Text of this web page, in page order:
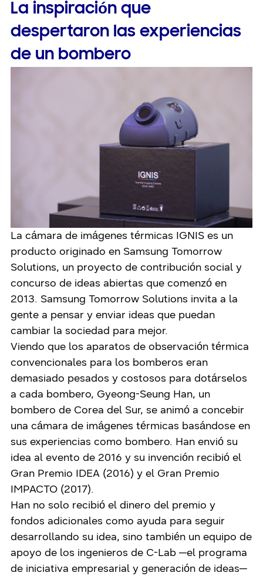
La inspiración que
despertaron las experiencias
de un bombero
La cámara de imágenes térmicas IGNIS es un
producto originado en Samsung Tomorrow
Solutions, un proyecto de contribución social y
concurso de ideas abiertas que comenzó en
2013. Samsung Tomorrow Solutions invita a la
gente a pensar y enviar ideas que puedan
cambiar la sociedad para mejor.
Viendo que los aparatos de observación térmica
convencionales para los bomberos eran
demasiado pesados y costosos para dotárselos
a cada bombero, Gyeong-Seung Han, un
bombero de Corea del Sur, se animó a concebir
una cámara de imágenes térmicas basándose en
sus experiencias como bombero. Han envió su
idea al evento de 2016 y su invención recibió el
Gran Premio IDEA (2016) y el Gran Premio
IMPACTO (2017).
Han no solo recibió el dinero del premio y
fondos adicionales como ayuda para seguir
desarrollando su idea, sino también un equipo de
apoyo de los ingenieros de C-Lab ─el programa
de iniciativa empresarial y generación de ideas─